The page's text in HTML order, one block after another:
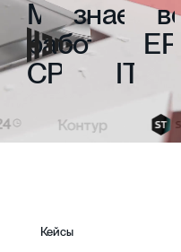
Мызнаем
работыс
CPM
ITIL
Кейсы